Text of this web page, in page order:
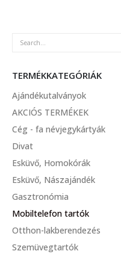
TERMÉKKATEGÓRIÁK
Ajándékutalványok
AKCIÓS TERMÉKEK
Cég - fa névjegykártyák
Divat
Esküvő, Homokórák
Esküvő, Nászajándék
Gasztronómia
Mobiltelefon tartók
Otthon-lakberendezés
Szemüvegtartók